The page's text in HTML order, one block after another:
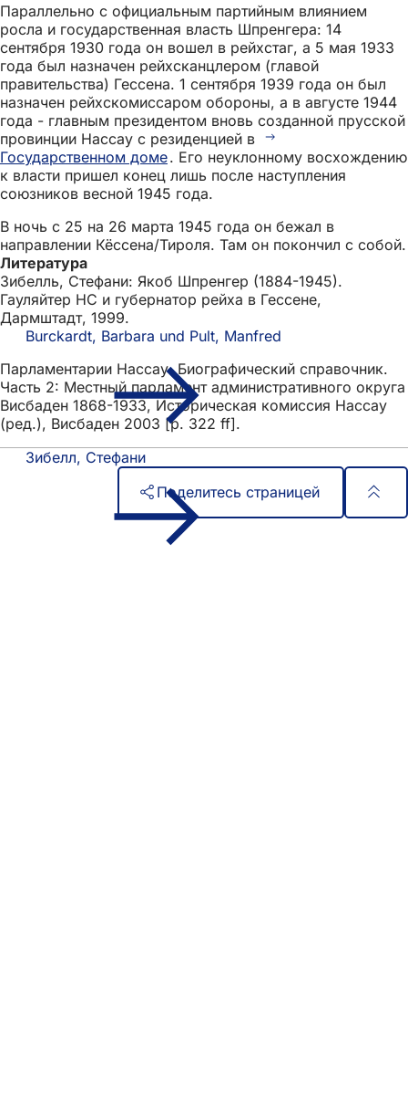
Параллельно с официальным партийным влиянием
росла и государственная власть Шпренгера: 14
сентября 1930 года он вошел в рейхстаг, а 5 мая 1933
года был назначен рейхсканцлером (главой
правительства) Гессена. 1 сентября 1939 года он был
назначен рейхскомиссаром обороны, а в августе 1944
года - главным президентом вновь созданной прусской
провинции Нассау с резиденцией в
Государственном доме. Его неуклонному восхождению
к власти пришел конец лишь после наступления
союзников весной 1945 года.
В ночь с 25 на 26 марта 1945 года он бежал в
направлении Кёссена/Тироля. Там он покончил с собой.
Литература
Зибелль, Стефани: Якоб Шпренгер (1884-1945).
Гауляйтер НС и губернатор рейха в Гессене,
Дармштадт, 1999.
Burckardt, Barbara und Pult, Manfred
Парламентарии Нассау. Биографический справочник.
Часть 2: Местный парламент административного округа
Висбаден 1868-1933, Историческая комиссия Нассау
(ред.), Висбаден 2003 [p. 322 ff].
Зибелл, Стефани
Поделитесь страницей